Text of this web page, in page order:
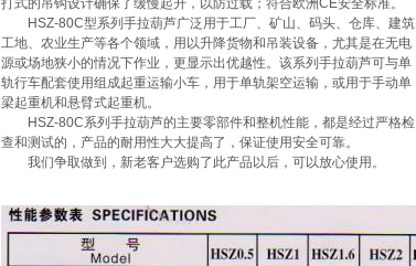
打式的吊钩设计确保了缓慢起升，以防过载；符合欧洲CE安全标准。
HSZ-80C型系列手拉葫芦广泛用于工厂、矿山、码头、仓库、建筑
工地、农业生产等各个领域，用以升降货物和吊装设备，尤其是在无电
源或场地狭小的情况下作业，更显示出优越性。该系列手拉葫芦可与单
轨行车配套使用组成起重运输小车，用于单轨架空运输，或用于手动单
梁起重机和悬臂式起重机。
HSZ-80C系列手拉葫芦的主要零部件和整机性能，都是经过严格检
查和测试的，产品的耐用性大大提高了，保证使用安全可靠。
我们争取做到，新老客户选购了此产品以后，可以放心使用。